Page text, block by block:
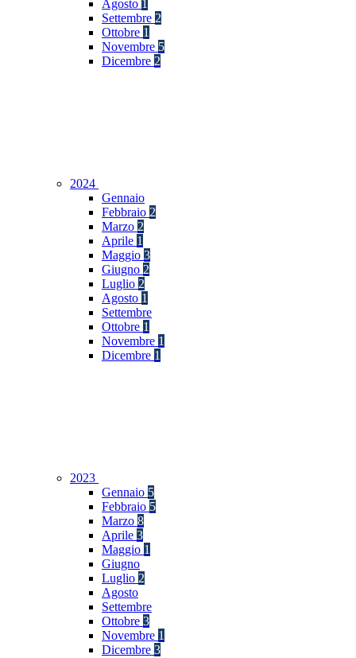
Agosto 1
Settembre 2
Ottobre 1
Novembre 5
Dicembre 2
2024
Gennaio
Febbraio 2
Marzo 2
Aprile 1
Maggio 3
Giugno 2
Luglio 2
Agosto 1
Settembre
Ottobre 1
Novembre 1
Dicembre 1
2023
Gennaio 5
Febbraio 5
Marzo 8
Aprile 3
Maggio 1
Giugno
Luglio 2
Agosto
Settembre
Ottobre 3
Novembre 1
Dicembre 3